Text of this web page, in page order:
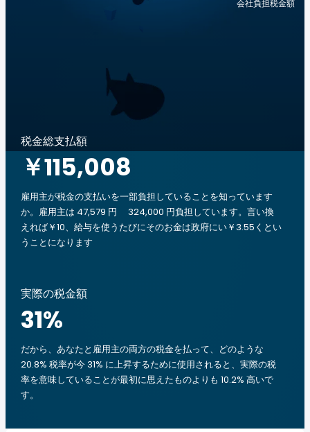
会社負担税金額
税金総支払額
￥115,008
雇用主が税金の支払いを一部負担していることを知っています
か。雇用主は 47,579 円 324,000 円負担しています。言い換
えれば￥10、給与を使うたびにそのお金は政府にい￥3.55くとい
うことになります
実際の税金額
31%
だから、あなたと雇用主の両方の税金を払って、どのような
20.8% 税率が今 31% に上昇するために使用されると、実際の税
率を意味していることが最初に思えたものよりも 10.2% 高いで
す。